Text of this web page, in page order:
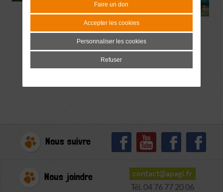
Nous suivre
Nous joindre
contact@apagi.fr
Tél. 04 76 77 20 06
Faire un don
Accepter les cookies
Personnaliser les cookies
Refuser